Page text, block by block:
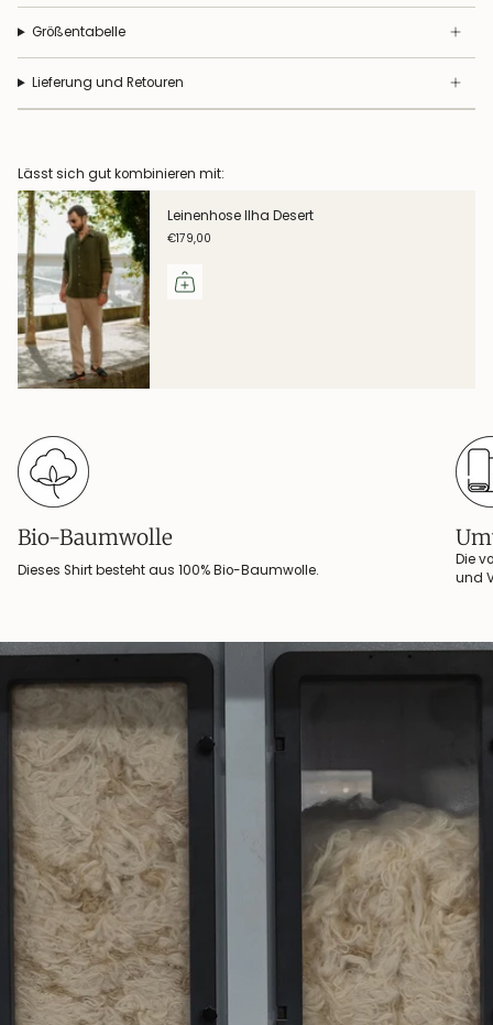
Größentabelle
Lieferung und Retouren
Lässt sich gut kombinieren mit:
Leinenhose Ilha Desert
€179,00
Bio-Baumwolle
Dieses Shirt besteht aus 100% Bio-Baumwolle.
Die
und